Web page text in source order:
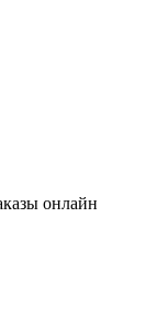
онлайн